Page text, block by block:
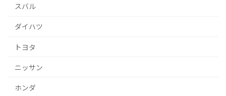
スバル
ダイハツ
トヨタ
ニッサン
ホンダ